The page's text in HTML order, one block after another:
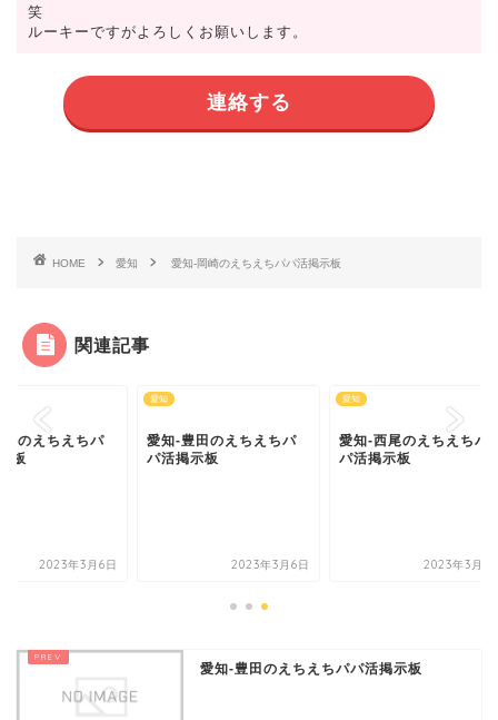
笑
ルーキーですがよろしくお願いします。
連絡する
HOME 愛知 愛知-岡崎のえちえちパパ活掲示板
関連記事
-豊田のえちえちパ
示板
2023年3月6日
愛知
愛知-西尾のえちえちパ
パ活掲示板
2023年3月6日
愛知
愛知-刈谷のえちえ
パ活掲示板
2023年3
愛知-豊田のえちえちパパ活掲示板